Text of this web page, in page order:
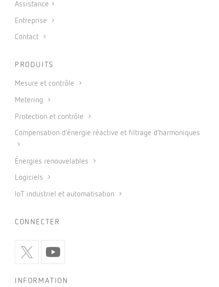
Assistance
Entreprise
Contact
PRODUITS
Mesure et contrôle
Metering
Protection et contrôle
Compensation d’énergie réactive et filtrage d’harmoniques
Énergies renouvelables
Logiciels
IoT industriel et automatisation
CONNECTER
INFORMATION